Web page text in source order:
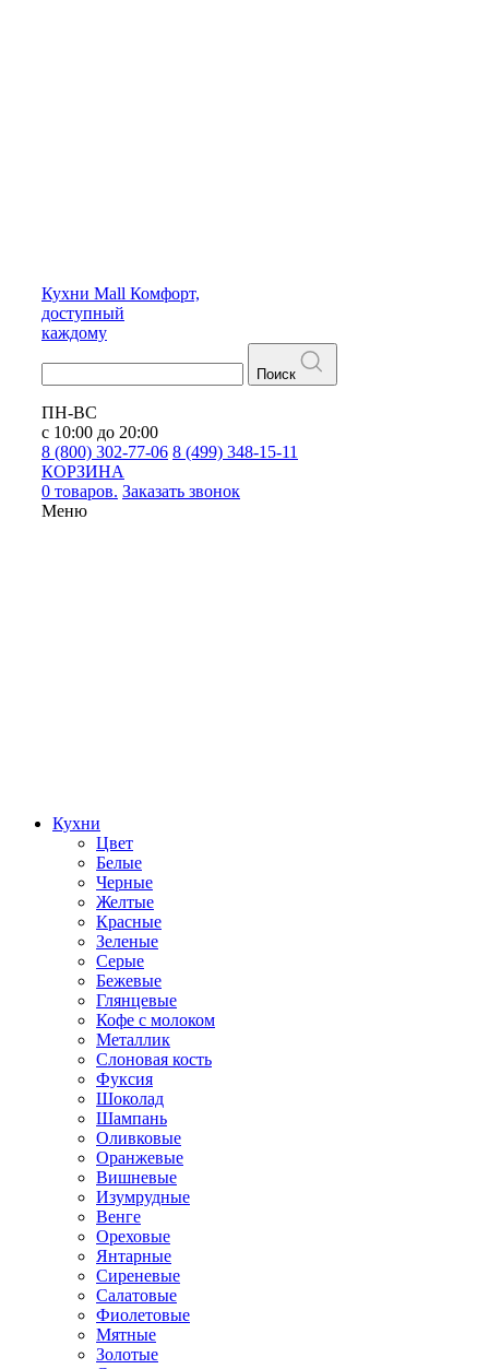
Кухни Mall Комфорт,
доступный
каждому
Поиск
ПН-ВС
с 10:00 до 20:00
8 (800) 302-77-06 8 (499) 348-15-11
КОРЗИНА
0 товаров. Заказать звонок
Меню
Кухни
Цвет
Белые
Черные
Желтые
Красные
Зеленые
Серые
Бежевые
Глянцевые
Кофе с молоком
Металлик
Слоновая кость
Фуксия
Шоколад
Шампань
Оливковые
Оранжевые
Вишневые
Изумрудные
Венге
Ореховые
Янтарные
Сиреневые
Салатовые
Фиолетовые
Мятные
Золотые